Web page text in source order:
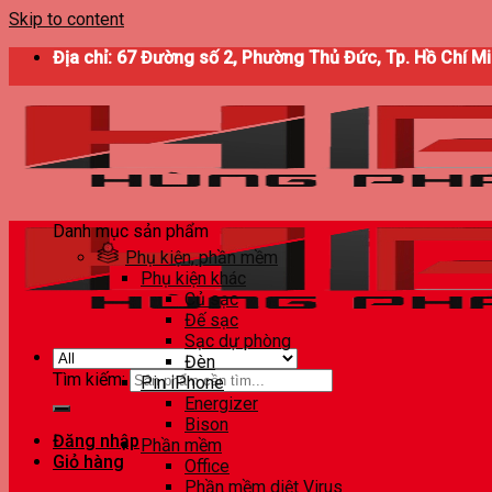
Skip to content
Địa chỉ: 67 Đường số 2, Phường Thủ Đức, Tp. Hồ Chí
Tìm kiếm:
Đăng nhập
Giỏ hàng
Danh mục sản phẩm
Phụ kiện, phần mềm
Phụ kiện khác
Củ sạc
Đế sạc
Sạc dự phòng
Đèn
Pin iPhone
Energizer
Bison
Phần mềm
Office
Phần mềm diệt Virus